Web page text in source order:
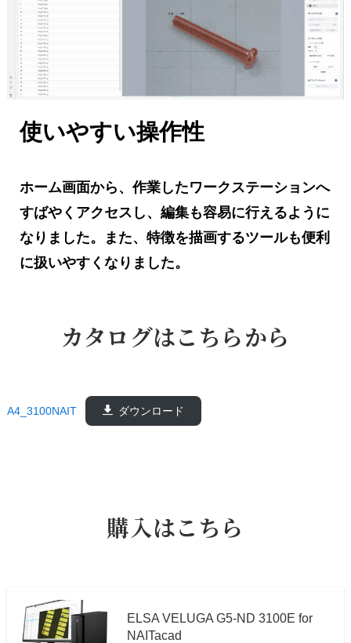
使いやすい操作性
ホーム画面から、作業したワークステーションへ
すばやくアクセスし、編集も容易に行えるように
なりました。また、特徴を描画するツールも便利
に扱いやすくなりました。
カタログはこちらから
A4_3100NAIT ダウンロード
購入はこちら
ELSA VELUGA G5-ND 3100E for
NAITacad